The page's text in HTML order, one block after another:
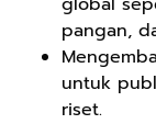
pangan,
untuk
riset.